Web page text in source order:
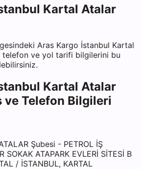
Kartal Atalar
Aras Kargo İstanbul Kartal
telefon ve yol tarifi bilgilerini bu
Kartal Atalar
ve Telefon Bilgileri
Şubesi - PETROL İŞ
SOKAK ATAPARK EVLERİ SİTESİ B
/ İSTANBUL, KARTAL